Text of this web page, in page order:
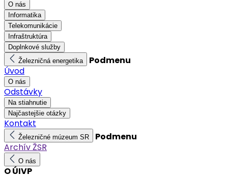
O nás
Informatika
Telekomunikácie
Infraštruktúra
Doplnkové služby
Železničná energetika
Podmenu
Úvod
O nás
Odstávky
Na stiahnutie
Najčastejšie otázky
Kontakt
Železničné múzeum SR
Podmenu
Archív ŽSR
O nás
O ÚIVP